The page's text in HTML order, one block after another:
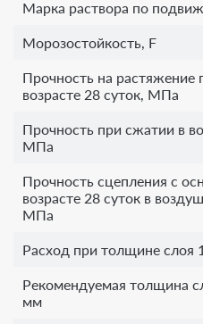
Марка раствора по
Морозостойкость, F
Прочность на растяжение
возрасте 28 суток, МПа
Прочность при сжатии в
МПа
Прочность сцепления с
возрасте 28 суток в
МПа
Расход при толщине слоя
Рекомендуемая толщина
мм